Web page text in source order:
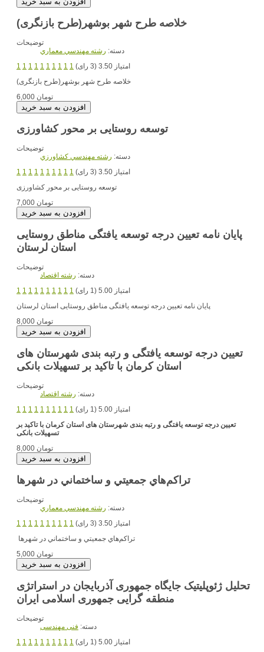
خلاصه طرح شهر بوشهر(طرح بازنگری)
توضیحات
دسته: رشته مهندسي معماري
1 1 1 1 1 1 1 1 1 1
امتیاز 3.50 (3 رای)
6,000 تومان
توسعه روستایی بر محور کشاورزی
توضیحات
دسته: رشته مهندسي کشاورزي
1 1 1 1 1 1 1 1 1 1
امتیاز 3.50 (3 رای)
توسعه روستایی بر محور کشاورزی
7,000 تومان
پایان نامه تعیین درجه توسعه یافتگی مناطق روستایی
استان لرستان
توضیحات
دسته: رشته اقتصاد
1 1 1 1 1 1 1 1 1 1
امتیاز 5.00 (1 رای)
8,000 تومان
تعیین درجه توسعه یافتگی و رتبه بندی شهرستان های
استان کرمان با تاکید بر تسهیلات بانکی
توضیحات
دسته: رشته اقتصاد
1 1 1 1 1 1 1 1 1 1
امتیاز 5.00 (1 رای)
تعیین درجه توسعه یافتگی و رتبه بندی شهرستان های استان کرمان با تاکید بر
تسهیلات بانکی
8,000 تومان
تراكم‌هاي جمعيتي و ساختماني در شهرها
توضیحات
دسته: رشته مهندسي معماري
1 1 1 1 1 1 1 1 1 1
امتیاز 3.50 (3 رای)
تراكم‌هاي جمعيتي و ساختماني در شهرها
5,000 تومان
تحلیل ژئوپلیتیک جایگاه جمهوری آذربایجان در استراتژی
منطقه گرایی جمهوری اسلامی ایران
توضیحات
دسته: فنی مهندسی
1 1 1 1 1 1 1 1 1 1
امتیاز 5.00 (1 رای)